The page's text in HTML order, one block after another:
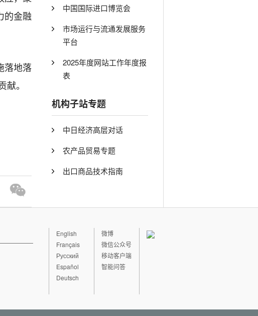
的金融
落地落
献。
中国国际进口博览会
市场运行与流通发展服务
平台
2025年度网站工作年度报
表
机构子站专题
中日经济高层对话
农产品贸易专题
出口商品技术指南
English
Français
Русский
Español
Deutsch
微博
微信公众号
移动客户端
智能问答